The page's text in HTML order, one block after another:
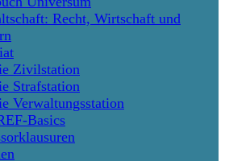
Recht, Wirtschaft und
Zivilstation
Strafstation
Verwaltungsstation
Basics